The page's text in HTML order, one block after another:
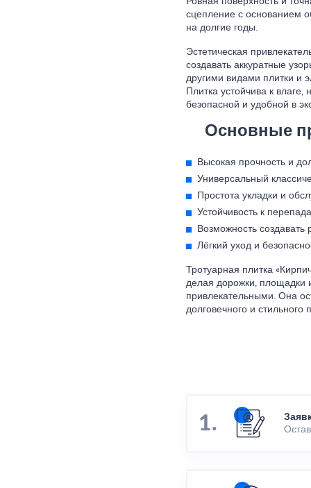
сцепление с основанием
на долгие годы.
Эстетическая
создавать аккуратные
другими видами плитки и
Плитка устойчива к
безопасной и удобной в
Основные
Высокая прочность и
Универсальный
Простота укладки и
Устойчивость к
Возможность
Лёгкий уход и
Тротуарная плитка
делая дорожки, площадки
привлекательными. Она
долговечного и стильного